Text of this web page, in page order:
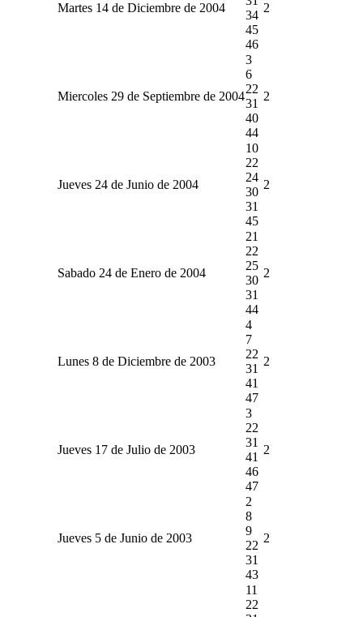
Martes 14 de Diciembre de 2004
34
45
46
2
Miercoles 29 de Septiembre de 2004
3
6
22
31
40
44
2
Jueves 24 de Junio de 2004
10
22
24
30
31
45
2
Sabado 24 de Enero de 2004
21
22
25
30
31
44
2
Lunes 8 de Diciembre de 2003
4
7
22
31
41
47
2
Jueves 17 de Julio de 2003
3
22
31
41
46
47
2
Jueves 5 de Junio de 2003
2
8
9
22
31
43
2
11
22